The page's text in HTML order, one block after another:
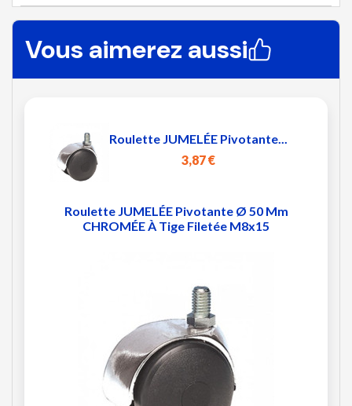
Vous aimerez aussi
Roulette JUMELÉE Pivotante...
3,87 €
Roulette JUMELÉE Pivotante Ø 50 Mm
CHROMÉE À Tige Filetée M8x15